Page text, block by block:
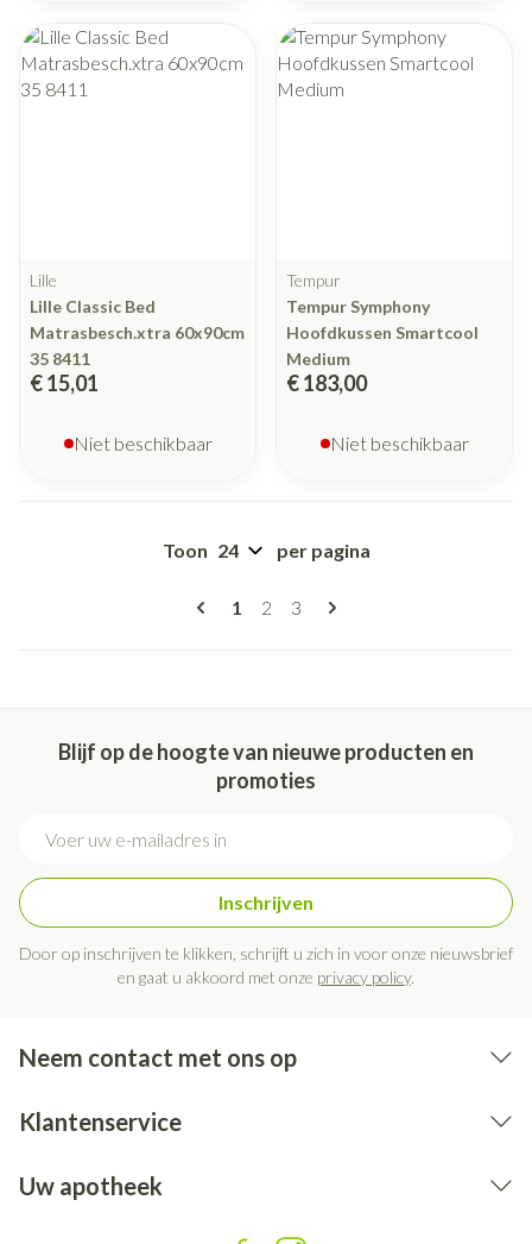
Lille
Lille Classic Bed
Matrasbesch.xtra 60x90cm
35 8411
€ 15,01
Niet beschikbaar
Tempur
Tempur Symphony
Hoofdkussen Smartcool
Medium
€ 183,00
Niet beschikbaar
Pagina's
U lees momenteel pagina
1 Pagina
2 Pagina
3
Toon per pagina
Blijf op de hoogte van nieuwe producten en
promoties
Inschrijven
Door op inschrijven te klikken, schrijft u zich in voor onze nieuwsbrief
en gaat u akkoord met onze privacy policy.
Neem contact met ons op
Klantenservice
Uw apotheek